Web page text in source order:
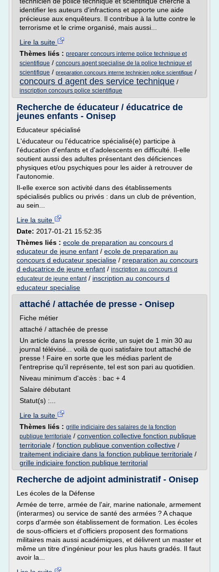
identifier les auteurs d'infractions et apporte une aide
précieuse aux enquêteurs. Il contribue à la lutte contre le
terrorisme et le crime organisé, mais aussi...
Lire la suite
Thèmes liés : preparer concours interne police technique et
scientifique / concours agent specialise de la police technique et
scientifique / preparation concours interne technicien police scientifique /
concours d agent des service technique /
inscription concours police scientifique
Recherche de éducateur / éducatrice de
jeunes enfants - Onisep
Educateur spécialisé
L'éducateur ou l'éducatrice spécialisé(e) participe à
l'éducation d'enfants et d'adolescents en difficulté. Il-elle
soutient aussi des adultes présentant des déficiences
physiques et/ou psychiques pour les aider à retrouver de
l'autonomie.
Il-elle exerce son activité dans des établissements
spécialisés publics ou privés : dans un club de prévention,
au sein...
Lire la suite
Date: 2017-01-21 15:52:35
Thèmes liés : ecole de preparation au concours d
educateur de jeune enfant / ecole de preparation au
concours d educateur specialise / preparation au concours
d educatrice de jeune enfant / inscription au concours d
educateur de jeune enfant/ inscription au concours d
educateur specialise
attaché / attachée de presse - Onisep
Fiche métier
attaché / attachée de presse
Un article dans la presse écrite, un sujet de 1 min 30 au
journal télévisé... voilà de quoi satisfaire tout attaché de
presse ! Faire en sorte que les médias parlent de
l'entreprise qu'il représente, tel est son pari au quotidien.
Niveau minimum d'accès : bac + 4
Salaire débutant
Statut(s) :...
Lire la suite
Thèmes liés : grille indiciaire des salaires de la fonction
publique territoriale / convention collective fonction publique
territoriale / fonction publique convention collective /
traitement indiciaire dans la fonction publique territoriale /
grille indiciaire fonction publique territorial
Recherche de adjoint administratif - Onisep
Les écoles de la Défense
Armée de terre, armée de l'air, marine nationale, armement
(interarmes) ou service de santé des armées ? A chaque
corps d'armée son établissement de formation. Les écoles
de sous-officiers et d'officiers proposent des formations
militaires mais aussi académiques, et délivrent un master et
même un titre d'ingénieur pour les plus hauts gradés. Il faut
avoir la...